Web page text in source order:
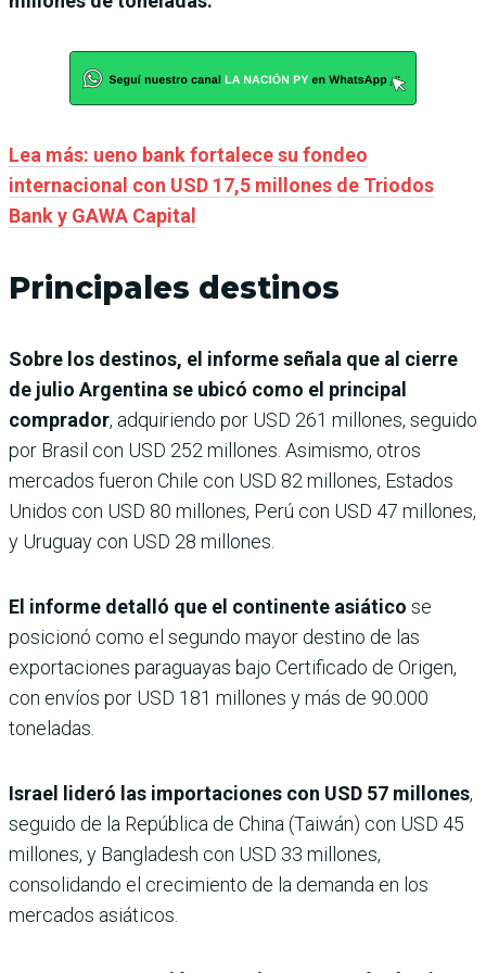
Lea más: ueno bank fortalece su fondeo
internacional con USD 17,5 millones de Triodos
Bank y GAWA Capital
Principales destinos
Sobre los destinos, el informe señala que al cierre
de julio Argentina se ubicó como el principal
comprador, adquiriendo por USD 261 millones, seguido
por Brasil con USD 252 millones. Asimismo, otros
mercados fueron Chile con USD 82 millones, Estados
Unidos con USD 80 millones, Perú con USD 47 millones,
y Uruguay con USD 28 millones.
El informe detalló que el continente asiático se
posicionó como el segundo mayor destino de las
exportaciones paraguayas bajo Certificado de Origen,
con envíos por USD 181 millones y más de 90.000
toneladas.
Israel lideró las importaciones con USD 57 millones,
seguido de la República de China (Taiwán) con USD 45
millones, y Bangladesh con USD 33 millones,
consolidando el crecimiento de la demanda en los
mercados asiáticos.